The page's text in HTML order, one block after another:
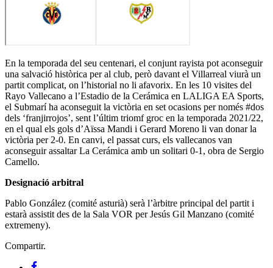
En la temporada del seu centenari, el conjunt rayista pot aconseguir
una salvació històrica per al club, però davant el Villarreal viurà un
partit complicat, on l’historial no li afavorix. En les 10 visites del
Rayo Vallecano a l’Estadio de la Cerámica en LALIGA EA Sports,
el Submarí ha aconseguit la victòria en set ocasions per només #dos
dels ‘franjirrojos’, sent l’últim triomf groc en la temporada 2021/22,
en el qual els gols d’Aïssa Mandi i Gerard Moreno li van donar la
victòria per 2-0. En canvi, el passat curs, els vallecanos van
aconseguir assaltar La Cerámica amb un solitari 0-1, obra de Sergio
Camello.
Designació arbitral
Pablo González (comité asturià) serà l’àrbitre principal del partit i
estarà assistit des de la Sala VOR per Jesús Gil Manzano (comité
extremeny).
Compartir.